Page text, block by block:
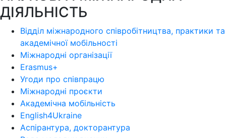
ДІЯЛЬНІСТЬ
Відділ міжнародного співробітництва, практики та
академічної мобільності
Міжнародні організації
Erasmus+
Угоди про співпрацю
Міжнародні проєкти
Академічна мобільність
English4Ukraine
Аспірантура, докторантура